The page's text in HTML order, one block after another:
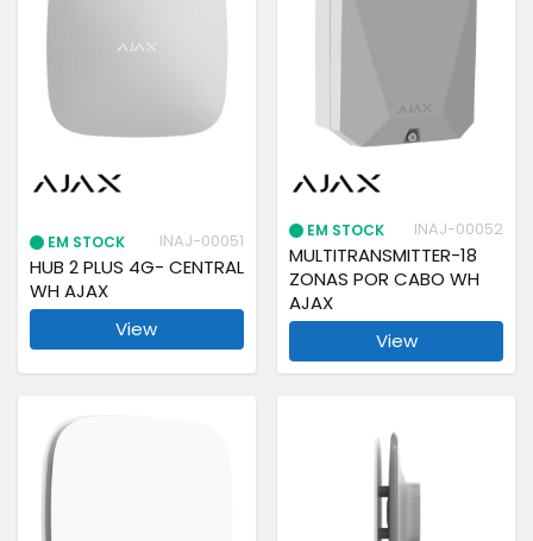
EM STOCK INAJ-00051
HUB 2 PLUS 4G- CENTRAL
WH AJAX
View
EM STOCK INAJ-00052
MULTITRANSMITTER-18
ZONAS POR CABO WH
AJAX
View